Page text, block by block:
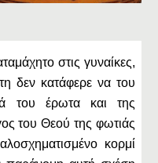
στις γυναίκες,
δεν κατάφερε να του
του έρωτα και της
του Θεού της φωτιάς
κορμί